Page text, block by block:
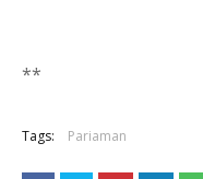
**
Tags: Pariaman